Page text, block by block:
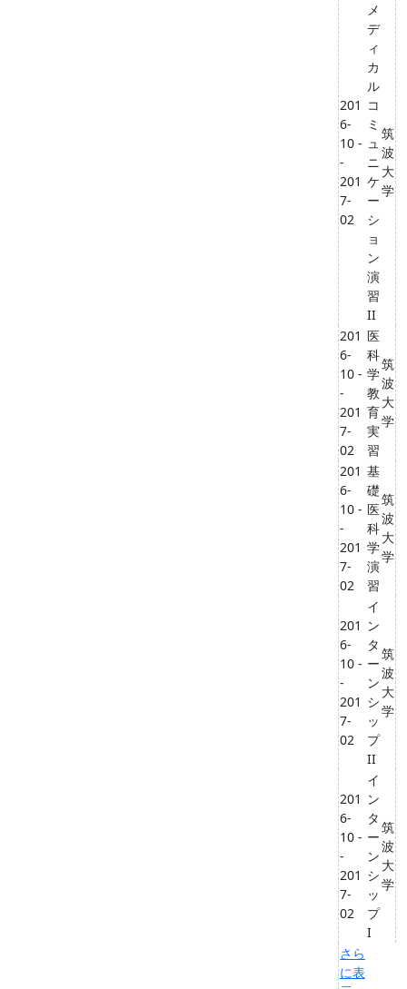
201
6-
10 -
-
201
7-
02
メ
デ
ィ
カ
ル
コ
ミ
ュ
ニ
ケ
ー
シ
ョ
ン
演
習
II
筑
波
大
学
201
6-
10 -
-
201
7-
02
医
科
学
教
育
実
習
筑
波
大
学
201
6-
10 -
-
201
7-
02
基
礎
医
科
学
演
習
筑
波
大
学
201
6-
10 -
-
201
7-
02
イ
ン
タ
ー
ン
シ
ッ
プ
II
筑
波
大
学
201
6-
10 -
-
201
7-
02
イ
ン
タ
ー
ン
シ
ッ
プ
I
筑
波
大
学
さら
に表